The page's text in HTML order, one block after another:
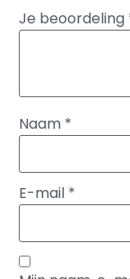
Je beoordeling
Naam *
E-mail *